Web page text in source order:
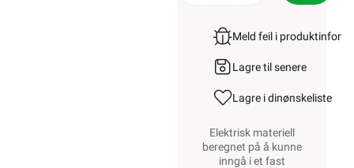
Meld feil i
Lagre til senere
Lagre i dinønskeliste
Elektrisk materiell
beregnet på å kunne
inngå i et fast